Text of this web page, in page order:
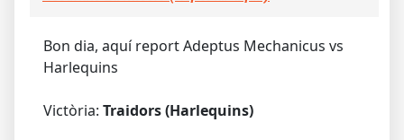
Bon dia, aquí report Adeptus Mechanicus vs
Harlequins
Victòria: Traidors (Harlequins)